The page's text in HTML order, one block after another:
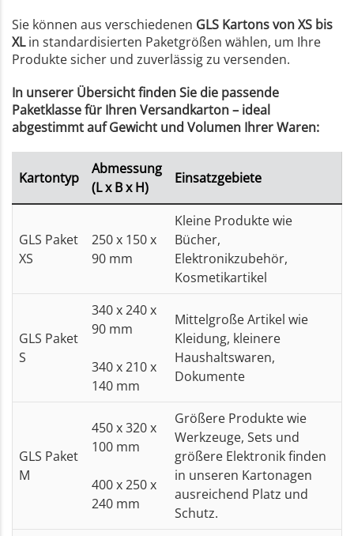
Sie können aus verschiedenen GLS Kartons von XS bis
XLin standardisierten Paketgrößen wählen, um Ihre
Produkte sicher und zuverlässig zu versenden.
In unserer Übersicht finden Sie die passende
Paketklasse für Ihren Versandkarton – ideal
abgestimmt auf Gewicht und Volumen Ihrer Waren:
Kartontyp
Abmessung
(L x B x H)
Einsatzgebiete
GLS Paket
XS
250 x 150 x
90 mm
Kleine Produkte wie
Bücher,
Elektronikzubehör,
Kosmetikartikel
GLS Paket
S
340 x 240 x
90 mm
340 x 210 x
140 mm
Mittelgroße Artikel wie
Kleidung, kleinere
Haushaltswaren,
Dokumente
GLS Paket
M
450 x 320 x
100 mm
400 x 250 x
240 mm
Größere Produkte wie
Werkzeuge, Sets und
größere Elektronik finden
in unseren Kartonagen
ausreichend Platz und
Schutz.